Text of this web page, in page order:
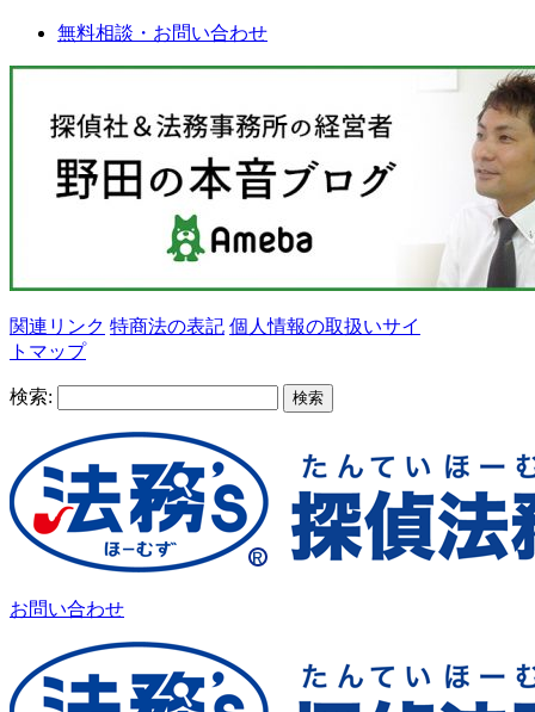
無料相談・お問い合わせ
関連リンク 特商法の表記 個人情報の取扱いサイ
トマップ
検索:
お問い合わせ